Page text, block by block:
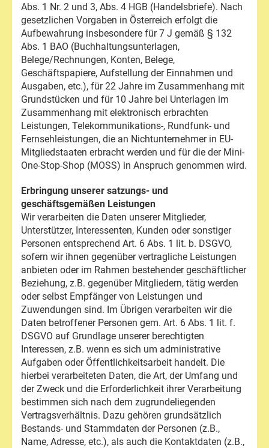
Abs. 1 Nr. 2 und 3, Abs. 4 HGB (Handelsbriefe). Nach
gesetzlichen Vorgaben in Österreich erfolgt die
Aufbewahrung insbesondere für 7 J gemäß § 132
Abs. 1 BAO (Buchhaltungsunterlagen,
Belege/Rechnungen, Konten, Belege,
Geschäftspapiere, Aufstellung der Einnahmen und
Ausgaben, etc.), für 22 Jahre im Zusammenhang mit
Grundstücken und für 10 Jahre bei Unterlagen im
Zusammenhang mit elektronisch erbrachten
Leistungen, Telekommunikations-, Rundfunk- und
Fernsehleistungen, die an Nichtunternehmer in EU-
Mitgliedstaaten erbracht werden und für die der Mini-
One-Stop-Shop (MOSS) in Anspruch genommen wird.
Erbringung unserer satzungs- und
geschäftsgemäßen Leistungen
Wir verarbeiten die Daten unserer Mitglieder,
Unterstützer, Interessenten, Kunden oder sonstiger
Personen entsprechend Art. 6 Abs. 1 lit. b. DSGVO,
sofern wir ihnen gegenüber vertragliche Leistungen
anbieten oder im Rahmen bestehender geschäftlicher
Beziehung, z.B. gegenüber Mitgliedern, tätig werden
oder selbst Empfänger von Leistungen und
Zuwendungen sind. Im Übrigen verarbeiten wir die
Daten betroffener Personen gem. Art. 6 Abs. 1 lit. f.
DSGVO auf Grundlage unserer berechtigten
Interessen, z.B. wenn es sich um administrative
Aufgaben oder Öffentlichkeitsarbeit handelt. Die
hierbei verarbeiteten Daten, die Art, der Umfang und
der Zweck und die Erforderlichkeit ihrer Verarbeitung
bestimmen sich nach dem zugrundeliegenden
Vertragsverhältnis. Dazu gehören grundsätzlich
Bestands- und Stammdaten der Personen (z.B.,
Name, Adresse, etc.), als auch die Kontaktdaten (z.B.,